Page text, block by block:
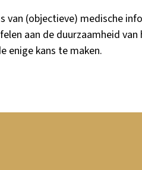
van (objectieve) medische
aan de duurzaamheid
enige kans te maken.